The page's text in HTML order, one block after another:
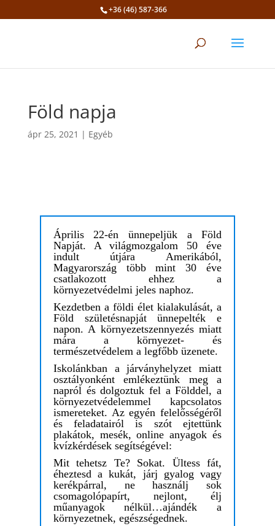
+36 (46) 587-366
Föld napja
ápr 25, 2021 | Egyéb
Április 22-én ünnepeljük a Föld
Napját. A világmozgalom 50 éve
indult útjára Amerikából,
Magyarország több mint 30 éve
csatlakozott ehhez a
környezetvédelmi jeles naphoz.
Kezdetben a földi élet kialakulását, a
Föld születésnapját ünnepelték e
napon. A környezetszennyezés miatt
mára a környezet- és
természetvédelem a legfőbb üzenete.
Iskolánkban a járványhelyzet miatt
osztályonként emlékeztünk meg a
napról és dolgoztuk fel a Földdel, a
környezetvédelemmel kapcsolatos
ismereteket. Az egyén felelősségéről
és feladatairól is szót ejtettünk
plakátok, mesék, online anyagok és
kvízkérdések segítségével:
Mit tehetsz Te? Sokat. Ültess fát,
éheztesd a kukát, járj gyalog vagy
kerékpárral, ne használj sok
csomagolópapírt, nejlont, élj
műanyagok nélkül…ajándék a
környezetnek, egészségednek.